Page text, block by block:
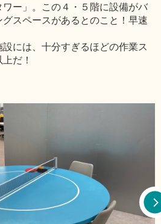
ー」。この４・５階に設備がバ
スペースがあるとのこと！早速
には、十分すぎるほどの作業ス
だ！